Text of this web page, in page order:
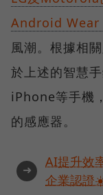
Android Wear
風潮。根據相
於上述的智慧
iPhone等手機
的感應器。
➜
AI提升效
企業認證